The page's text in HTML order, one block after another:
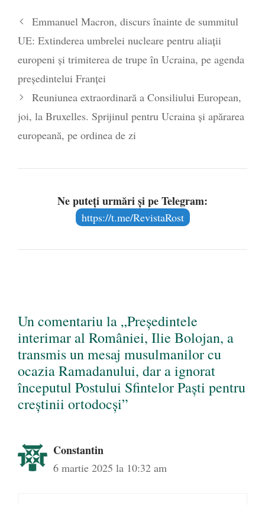
poetului Octavian Goga, înlăturat din Iași
- 16 aprilie 2026
Emmanuel Macron, discurs înainte de summitul
UE: Extinderea umbrelei nucleare pentru aliații
europeni și trimiterea de trupe în Ucraina, pe agenda
președintelui Franței
Reuniunea extraordinară a Consiliului European,
joi, la Bruxelles. Sprijinul pentru Ucraina și apărarea
europeană, pe ordinea de zi
Ne puteți urmări și pe Telegram:
https://t.me/RevistaRost
Un comentariu la „Președintele
interimar al României, Ilie Bolojan, a
transmis un mesaj musulmanilor cu
ocazia Ramadanului, dar a ignorat
începutul Postului Sfintelor Paști pentru
creștinii ortodocși”
Constantin
6 martie 2025 la 10:32 am